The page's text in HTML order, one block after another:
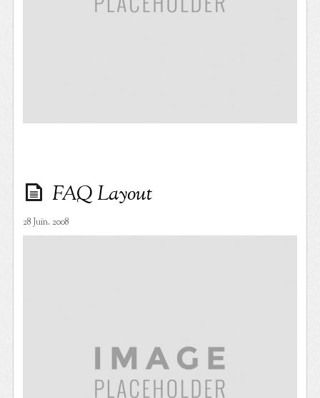
FAQ Layout
28 Juin. 2008